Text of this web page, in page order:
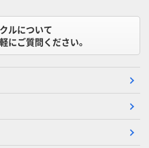
ルについて
にご質問ください。